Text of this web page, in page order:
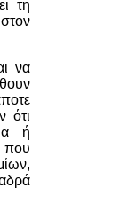
τη
να
ότι
ή